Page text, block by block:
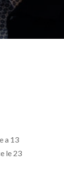
a 13
le 23